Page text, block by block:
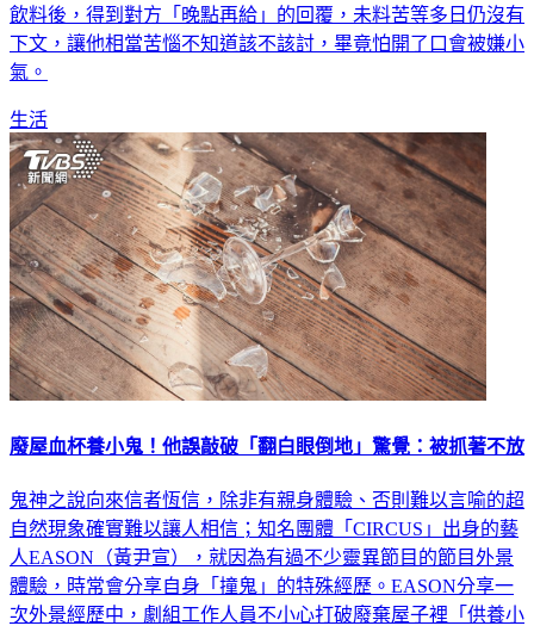
事、甚至是主管呢？男網友發文透露，自己日前幫女同事買完
飲料後，得到對方「晚點再給」的回覆，未料苦等多日仍沒有
下文，讓他相當苦惱不知道該不該討，畢竟怕開了口會被嫌小
生活
鬼神之說向來信者恆信，除非有親身體驗、否則難以言喻的超
自然現象確實難以讓人相信；知名團體「CIRCUS」出身的藝
人EASON（黃尹宣），就因為有過不少靈異節目的節目外景
體驗，時常會分享自身「撞鬼」的特殊經歷。EASON分享一